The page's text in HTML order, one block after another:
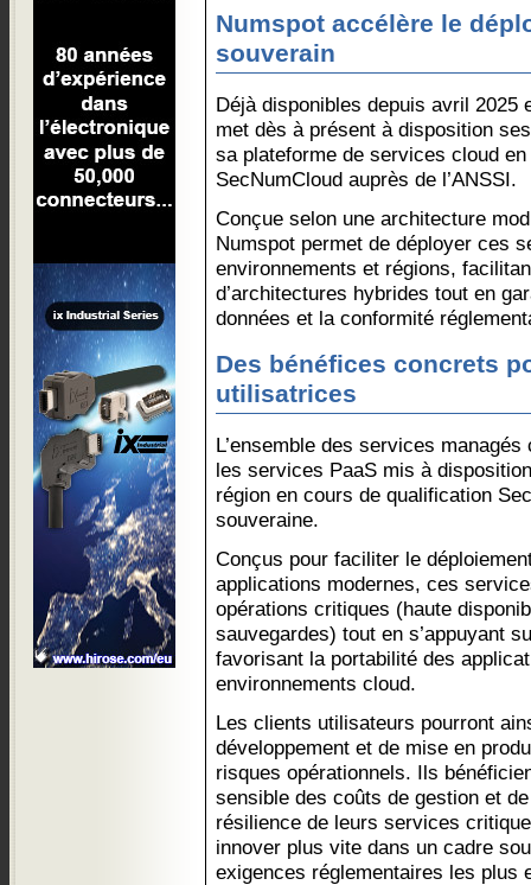
Numspot accélère le
souverain
Déjà disponibles depuis avril 2025
met dès à présent à disposition
sa plateforme de services cloud
SecNumCloud auprès de l’ANSSI.
Conçue selon une architecture
Numspot permet de déployer ces
environnements et régions,
d’architectures hybrides tout en
données et la conformité
Des bénéfices concrets
utilisatrices
L’ensemble des services
les services PaaS mis à
région en cours de qualification
souveraine.
Conçus pour faciliter le
applications modernes, ces
opérations critiques (haute
sauvegardes) tout en s’appuyant
favorisant la portabilité des
environnements cloud.
Les clients utilisateurs pourront
développement et de mise en
risques opérationnels. Ils
sensible des coûts de gestion et
résilience de leurs services
innover plus vite dans un cadre
exigences réglementaires les plus